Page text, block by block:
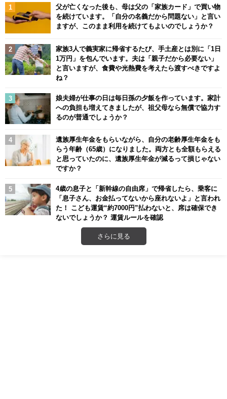
父が亡くなった後も、母は父の「家族カード」で買い物
を続けています。「自分の名義だから問題ない」と言い
ますが、このまま利用を続けてもよいのでしょうか？
家族3人で義実家に帰省するたび、手土産とは別に「1日
1万円」を包んでいます。夫は「親子だから必要ない」
と言いますが、食費や光熱費を考えたら渡すべきですよ
ね？
娘夫婦が仕事の日は毎日孫の夕飯を作っています。家計
への負担も増えてきましたが、祖父母なら無償で協力す
るのが普通でしょうか？
遺族厚生年金をもらいながら、自分の老齢厚生年金をも
らう年齢（65歳）になりました。両方とも全額もらえる
と思っていたのに、遺族厚生年金が減るって損じゃない
ですか？
4歳の息子と「新幹線の自由席」で帰省したら、乗客に
「息子さん、お金払ってないから座れないよ」と言われ
た！ こども運賃“約7000円”払わないと、席は確保でき
ないでしょうか？ 運賃ルールを確認
さらに見る